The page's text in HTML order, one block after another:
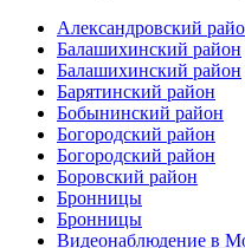
Александровский
Балашихинский район
Балашихинский район
Барятинский район
Бобынинский район
Богородский район
Богородский район
Боровский район
Бронницы
Бронницы
Видеонаблюдение в